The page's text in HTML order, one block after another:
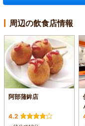
周辺の飲食店情報
阿部蒲鉾店
4.2